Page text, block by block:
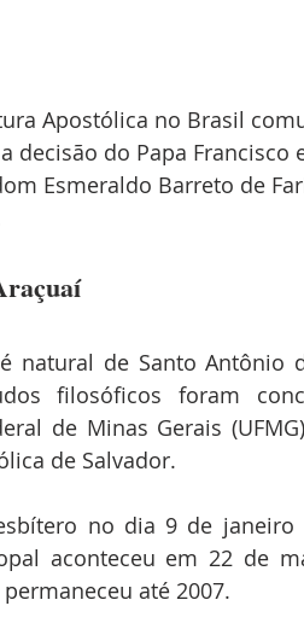
Apostólica no Brasil
decisão do Papa
Esmeraldo Barreto de
natural de Santo Antônio
filosóficos foram
de Minas Gerais
de Salvador.
no dia 9 de janeiro
aconteceu em 22 de
até 2007.